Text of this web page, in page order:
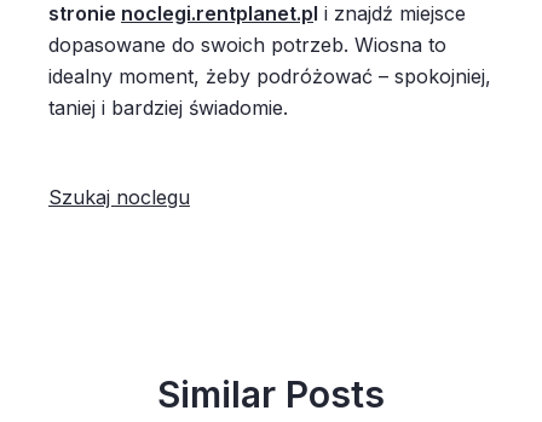
stronie noclegi.rentplanet.pl i znajdź miejsce
dopasowane do swoich potrzeb. Wiosna to
idealny moment, żeby podróżować – spokojniej,
taniej i bardziej świadomie.
Szukaj noclegu
Similar Posts